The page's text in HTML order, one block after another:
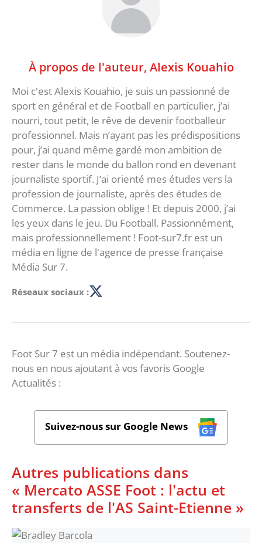
À propos de l'auteur, Alexis Kouahio
Moi c'est Alexis Kouahio, je suis un passionné de
sport en général et de Football en particulier, j’ai
nourri, tout petit, le rêve de devenir footballeur
professionnel. Mais n’ayant pas les prédispositions
pour, j’ai quand même gardé mon ambition de
rester dans le monde du ballon rond en devenant
journaliste sportif. J’ai orienté mes études vers la
profession de journaliste, après des études de
Commerce. La passion oblige ! Et depuis 2000, j’ai
les yeux dans le jeu. Du Football. Passionnément,
mais professionnellement ! Foot-sur7.fr est un
média en ligne de l'agence de presse française
Média Sur 7.
Réseaux sociaux :
Foot Sur 7 est un média indépendant. Soutenez-
nous en nous ajoutant à vos favoris Google
Actualités :
Suivez-nous sur Google News
Autres publications dans
« Mercato ASSE Foot : l'actu et
transferts de l'AS Saint-Etienne »